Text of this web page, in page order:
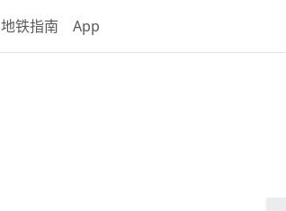
地铁指南 App